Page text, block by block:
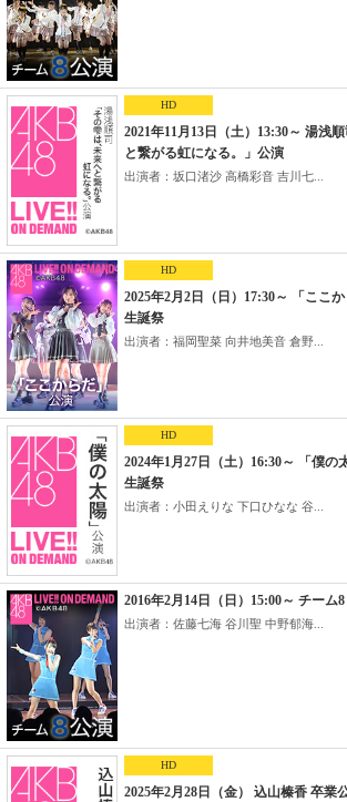
HD
2021年11月13日（土）13:30～ 湯浅
と繋がる虹になる。」公演
出演者：坂口渚沙 高橋彩音 吉川七...
HD
2025年2月2日（日）17:30～ 「ここ
生誕祭
出演者：福岡聖菜 向井地美音 倉野...
HD
2024年1月27日（土）16:30～ 「僕の
生誕祭
出演者：小田えりな 下口ひなな 谷...
2016年2月14日（日）15:00～ チーム
出演者：佐藤七海 谷川聖 中野郁海...
HD
2025年2月28日（金） 込山榛香 卒業